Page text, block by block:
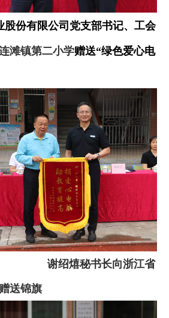
股份有限公司党支部书记、工会
滩镇第二小学赠送“绿色爱心电
谢绍熺秘书长向浙江省
送锦旗